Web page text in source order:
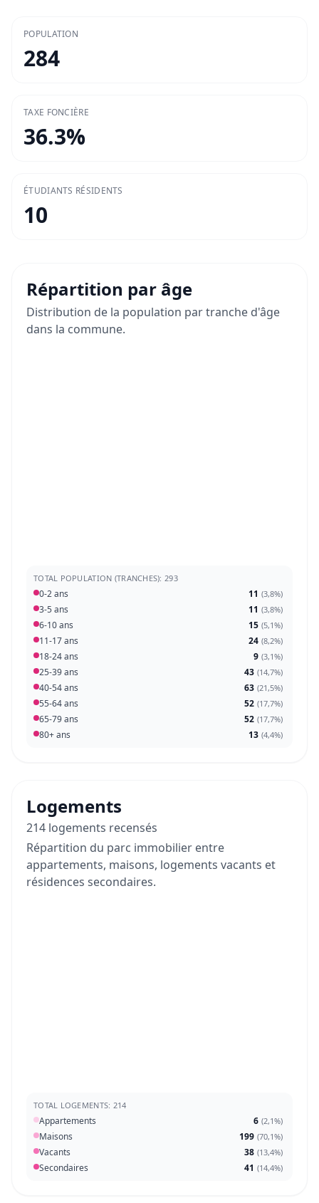
POPULATION
284
TAXE FONCIÈRE
36.3%
ÉTUDIANTS RÉSIDENTS
10
Répartition par âge
Distribution de la population par tranche d'âge
dans la commune.
TOTAL POPULATION (TRANCHES): 293
0-2 ans 11 (3,8%)
3-5 ans 11 (3,8%)
6-10 ans 15 (5,1%)
11-17 ans 24 (8,2%)
18-24 ans 9 (3,1%)
25-39 ans 43 (14,7%)
40-54 ans 63 (21,5%)
55-64 ans 52 (17,7%)
65-79 ans 52 (17,7%)
80+ ans 13 (4,4%)
Logements
214 logements recensés
Répartition du parc immobilier entre
appartements, maisons, logements vacants et
résidences secondaires.
TOTAL LOGEMENTS: 214
Appartements 6 (2,1%)
Maisons 199 (70,1%)
Vacants 38 (13,4%)
Secondaires 41 (14,4%)